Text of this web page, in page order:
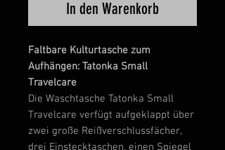
In den Warenkorb
Faltbare Kulturtasche zum
Aufhängen: Tatonka Small
Travelcare
Die Waschtasche Tatonka Small
Travelcare verfügt aufgeklappt über
zwei große Reißverschlussfächer,
drei Einstecktaschen, einen Spiegel